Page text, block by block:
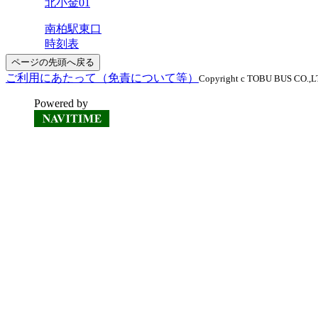
北小金01
南柏駅東口
時刻表
ページの先頭へ戻る
ご利用にあたって（免責について等） Copyright c TOBU BUS
Powered by